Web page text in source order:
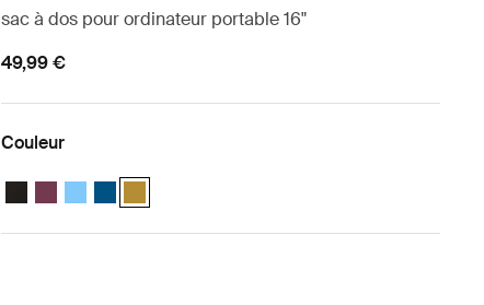
sac à dos pour ordinateur portable 16"
49,99 €
Couleur
Case Logic Jaunt Backpack 16" Noir
Case Logic Jaunt Backpack 16" Bordeaux profond
Case Logic Jaunt Backpack 16" Bleu ciel
Case Logic Jaunt Backpack 16" Dark Teal
Case Logic Jaunt Backpack 16" Dim Gold (selected)